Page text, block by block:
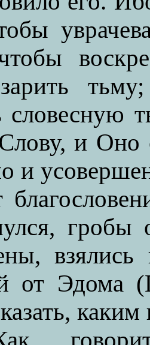
словесную
и Оно
и
гробы
взялись
от Эдома